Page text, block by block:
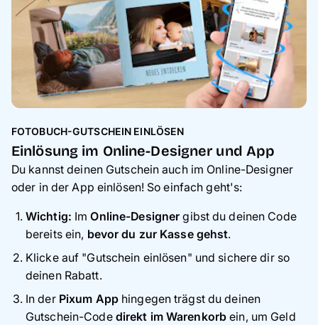
FOTOBUCH-GUTSCHEIN EINLÖSEN
Einlösung im Online-Designer und App
Du kannst deinen Gutschein auch im Online-Designer
oder in der App einlösen! So einfach geht's:
Wichtig: ImOnline-Designergibst du deinen Code
bereits ein, bevor du zur Kasse gehst.
Klicke auf "Gutschein einlösen" und sichere dir so
deinen Rabatt.
In der Pixum App hingegen trägst du deinen
Gutschein-Code direkt im Warenkorbein, um Geld